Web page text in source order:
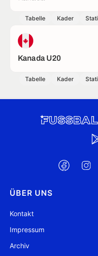
Tabelle Kader
Kanada U20
Tabelle Kader
ÜBER UNS
Kontakt
Impressum
Archiv